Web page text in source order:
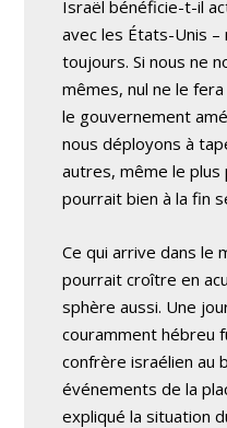
Israël bénéficie-t-il
avec les États-Unis –
toujours. Si nous ne
mêmes, nul ne le
le gouvernement
nous déployons à
autres, même le plus
pourrait bien à la fin
Ce qui arrive dans le
pourrait croître en
sphère aussi. Une
couramment hébreu
confrère israélien au
événements de la
expliqué la situation